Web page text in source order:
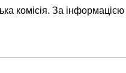
комісія. За інформацією